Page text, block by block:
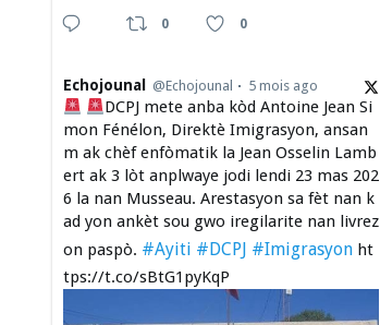
0 0
Echojounal @Echojounal 5 mois ago
DCPJ mete anba kòd Antoine Jean Si
mon Fénélon, Direktè Imigrasyon, ansan
m ak chèf enfòmatik la Jean Osselin Lamb
ert ak 3 lòt anplwaye jodi lendi 23 mas 202
6 la nan Musseau. Arestasyon sa fèt nan k
ad yon ankèt sou gwo iregilarite nan livrez
on paspò. #Ayiti #DCPJ #Imigrasyonht
tps://t.co/sBtG1pyKqP